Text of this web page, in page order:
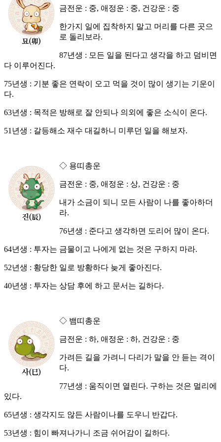
금전운 : 중, 애정운 : 중, 건강운 : 중
한가지 일에 집착하지 말고 머리를 다른 곳으
로 돌리보라.
87년생 : 모든 일을 된다고 생각을 하고 덤비면
다 이루어진다.
75년생 : 기분 좋은 연락이 오고 먹을 것이 많이 생기는 기운이
다.
63년생 : 목적은 방해로 잘 안되나 의외에 좋은 소식이 온다.
51년생 : 갈등해소 재수 대길하니 미루던 일을 해보자.
◇ 용띠총운
금전운 : 중, 애정운 : 상, 건강운 : 중
내가 소금이 되니 모든 사람이 나를 좋아하더
라.
76년생 : 준다고 생각하면 도리어 많이 온다.
64년생 : 투자는 금물이고 나에게 없는 것은 구하지 마라.
52년생 : 황당한 일로 방황하다 늦게 좋아진다.
40년생 : 투자는 상담 후에 하고 문서는 길하다.
◇ 뱀띠총운
금전운 : 하, 애정운 : 하, 건강운 : 중
가려든 길을 가려니 다리가 말을 안 듣는 격이
다.
77년생 : 움직이면 열린다. 구하는 것은 멀리에
있다.
65년생 : 생각지도 않든 사람이나를 도우니 반갑다.
53년생 : 힘이 빠져나가니 조금 쉬어감이 길하다.